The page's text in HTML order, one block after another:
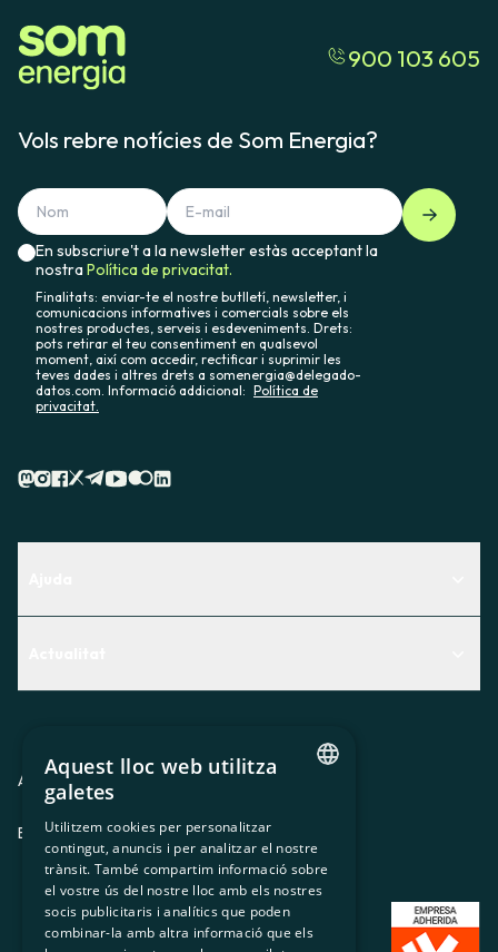
900 103 605
Vols rebre notícies de Som Energia?
En subscriure't a la newsletter estàs acceptant la
nostraPolítica de privacitat.
Finalitats: enviar-te el nostre butlletí, newsletter, i
comunicacions informatives i comercials sobre els
nostres productes, serveis i esdeveniments. Drets:
pots retirar el teu consentiment en qualsevol
moment, així com accedir, rectificar i suprimir les
teves dades i altres drets a somenergia@delegado-
datos.com. Informació addicional: Política de
privacitat.
Premsa
Treballa amb nosaltres
Avis legal Política de privacitatPolítica de cookies
ES CAGLEU
SPANISH
GL
BASQUE
Aquest lloc web utilitza
galetes
Utilitzem cookies per personalitzar
contingut, anuncis i per analitzar el nostre
trànsit. També compartim informació sobre
el vostre ús del nostre lloc amb els nostres
socis publicitaris i analítics que poden
combinar-la amb altra informació que els